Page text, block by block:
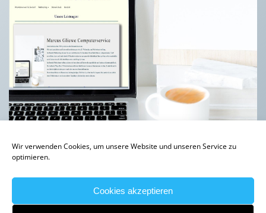
Wir verwenden Cookies, um unsere Website und unseren Service zu
optimieren.
Cookies akzeptieren